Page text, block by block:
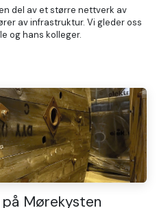
del av et større nettverk av
av infrastruktur. Vi gleder oss
og hans kolleger.
på Mørekysten